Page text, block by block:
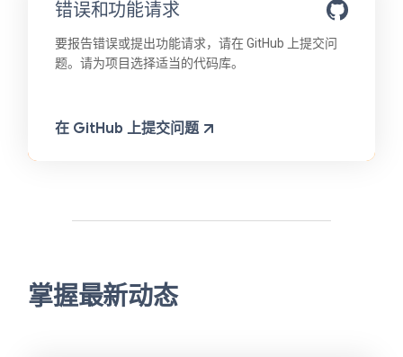
错误和功能请求
要报告错误或提出功能请求，请在 GitHub 上提交问
题。请为项目选择适当的代码库。
在 GitHub 上提交问题
掌握最新动态